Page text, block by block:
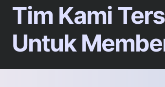
Tim Kami
Untuk